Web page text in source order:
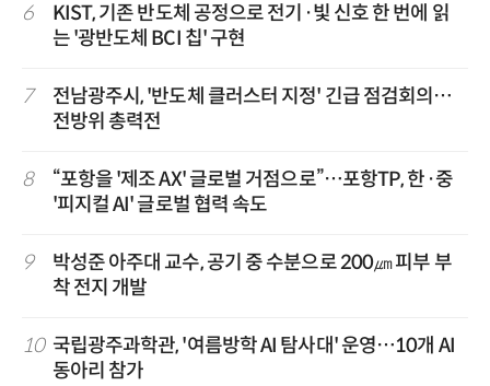
6
KIST, 기존 반도체 공정으로 전기·빛 신호 한 번에 읽
는 '광반도체 BCI 칩' 구현
7
전남광주시, '반도체 클러스터 지정' 긴급 점검회의…
전방위 총력전
8
“포항을 '제조 AX' 글로벌 거점으로”…포항TP, 한·중
'피지컬 AI' 글로벌 협력 속도
9
박성준 아주대 교수, 공기 중 수분으로 200㎛ 피부 부
착 전지 개발
10 국립광주과학관, '여름방학 AI 탐사대' 운영…10개 AI
동아리 참가